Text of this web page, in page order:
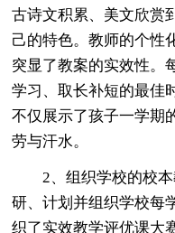
古诗文积累、美文欣赏
己的特色。教师的个性
突显了教案的实效性。
学习、取长补短的最佳
不仅展示了孩子一学期
劳与汗水。
2、组织学校的校本
研、计划并组织学校每
织了实效教学评优课大